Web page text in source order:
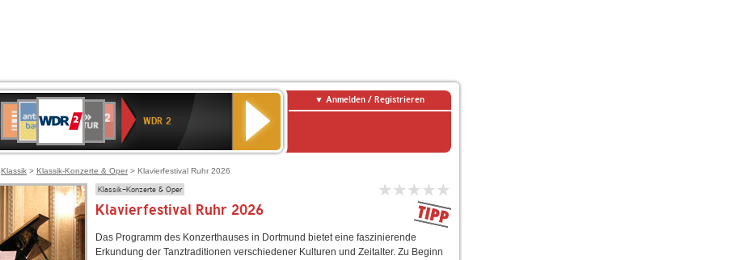
Deutschlandfunk
90er
OLDIE
ANTENNE
4
KLASSIK
Deutschlandfunk
KulturBAYERN
2
Kultur
NDR
2
WDR 2
Anmelden / Registrieren
Klassik > Klassik-Konzerte & Oper > Klavierfestival Ruhr 2026
Klassik-Konzerte & Oper
Klavierfestival Ruhr 2026
Das Programm des Konzerthauses in Dortmund bietet eine faszinierende
Erkundung der Tanztraditionen verschiedener Kulturen und Zeitalter. Zu Beginn